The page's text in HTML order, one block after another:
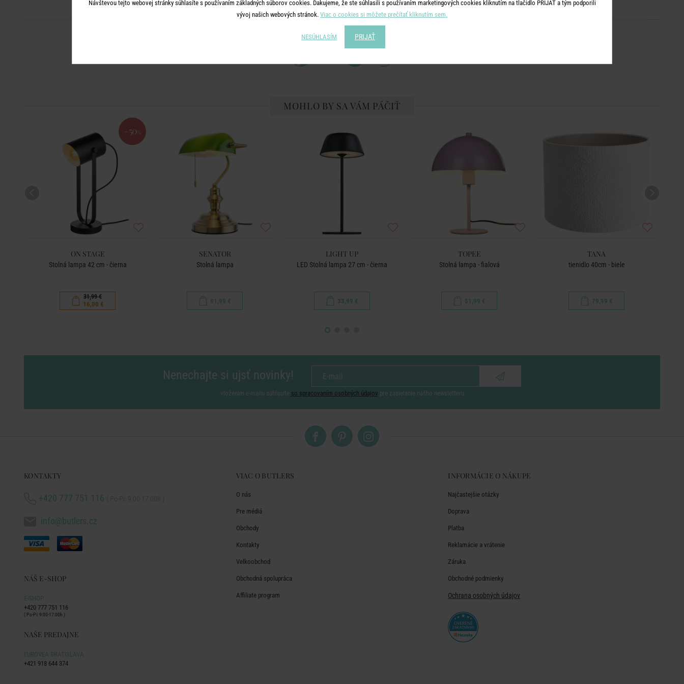
ZDIEĽAJTE S PRIATEĽMI
MOHLO BY SA VÁM PÁČIŤ
-50 %
ON STAGE
Stolná lampa 42 cm - čierna
31,99 €
16,00 €
SENATOR
Stolná lampa
91,99 €
LIGHT UP
LED Stolná lampa 27 cm - čierna
33,99 €
TOPEE
Stolná lampa - fialová
51,99 €
TANA
tienidlo 40cm - biele
79,99 €
Nenechajte si ujsť novinky!
vložením e-mailu súhlasíte so spracovaním osobných údajov pre zasielanie nášho newsletteru
KONTAKTY
+420 777 751 116
info@butlers.cz
NÁŠ E-SHOP
E-SHOP
+420 777 751 116
( Po-Pi: 9:00-17:00h )
NAŠE PREDAJNE
EUROVEA BRATISLAVA
+421 918 644 374
VIAC O BUTLERS
O nás
Pre médiá
Obchody
Kontakty
Velkoobchod
Obchodná spolupráca
Affiliate program
INFORMÁCIE O NÁKUPE
Najčastejšie otázky
Doprava
Platba
Reklamácie a vrátenie
Záruka
Obchodné podmienky
Ochrana osobných údajov
Návštevou tejto webovej stránky súhlasíte s používaním základných súborov cookies. Ďakujeme, že ste súhlasili s používaním marketingových cookies kliknutím na tlačidlo PRIJAŤ a tým podporili
vývoj našich webových stránok. Viac o cookies si môžete prečítať kliknutím sem.
NESÚHLASÍM PRIJAŤ